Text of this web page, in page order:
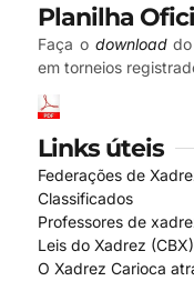
Planilha
Faça o downloaddo
em torneios
Links úteis
Federações de
Classificados
Professores de
Leis do Xadrez (CBX)
O Xadrez Carioca